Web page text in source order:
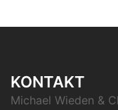
KONTAKT
Michael Wieden &